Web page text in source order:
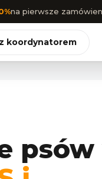
na pierwsze
koordynatorem
psów